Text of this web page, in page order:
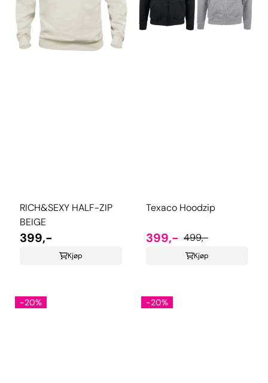
RICH&SEXY HALF-ZIP
BEIGE
399,-
Kjøp
Texaco Hoodzip
399,- 499,-
Kjøp
-20% -20%